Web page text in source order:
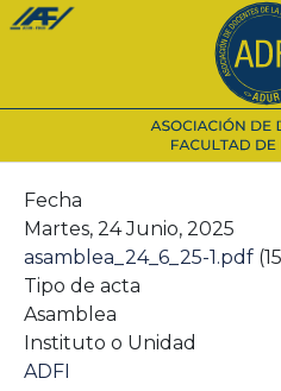
Pasar
Secondary menu
Fecha
Martes, 24 Junio, 2025
asamblea_24_6_25-1.pdf
Tipo de acta
Asamblea
Instituto o Unidad
ADFI